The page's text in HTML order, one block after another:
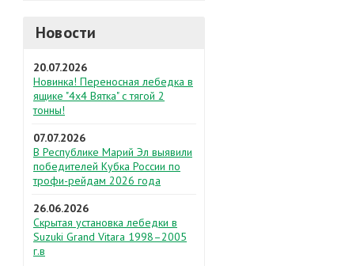
Новости
20.07.2026
Новинка! Переносная лебедка в
ящике "4х4 Вятка" с тягой 2
тонны!
07.07.2026
В Республике Марий Эл выявили
победителей Кубка России по
трофи-рейдам 2026 года
26.06.2026
Скрытая установка лебедки в
Suzuki Grand Vitara 1998–2005
г.в